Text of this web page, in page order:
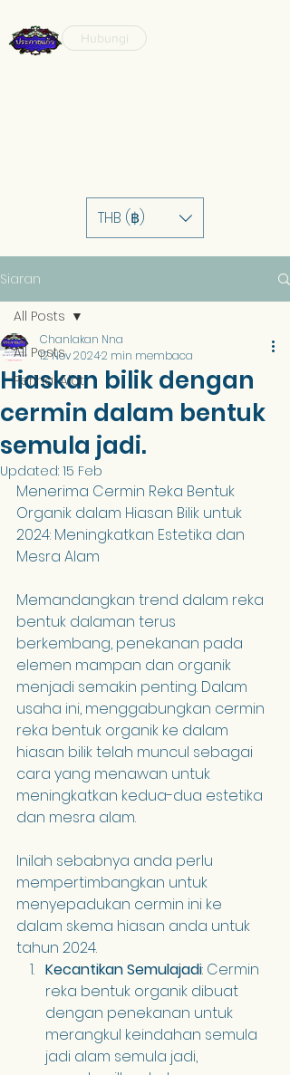
Hubungi
THB (฿)
Siaran
All Posts
Perihal Alat
All Posts
Hiaskan bilik dengan
cermin dalam bentuk
semula jadi.
Chanlakan Nna
12 Nov 20242 min membaca
Updated: 15 Feb
Menerima Cermin Reka Bentuk
Organik dalam Hiasan Bilik untuk
2024: Meningkatkan Estetika dan
Mesra Alam
Memandangkan trend dalam reka
bentuk dalaman terus
berkembang, penekanan pada
elemen mampan dan organik
menjadi semakin penting. Dalam
usaha ini, menggabungkan cermin
reka bentuk organik ke dalam
hiasan bilik telah muncul sebagai
cara yang menawan untuk
meningkatkan kedua-dua estetika
dan mesra alam.
Inilah sebabnya anda perlu
mempertimbangkan untuk
menyepadukan cermin ini ke
dalam skema hiasan anda untuk
tahun 2024.
Kecantikan Semulajadi: Cermin
reka bentuk organik dibuat
dengan penekanan untuk
merangkul keindahan semula
jadi alam semula jadi,